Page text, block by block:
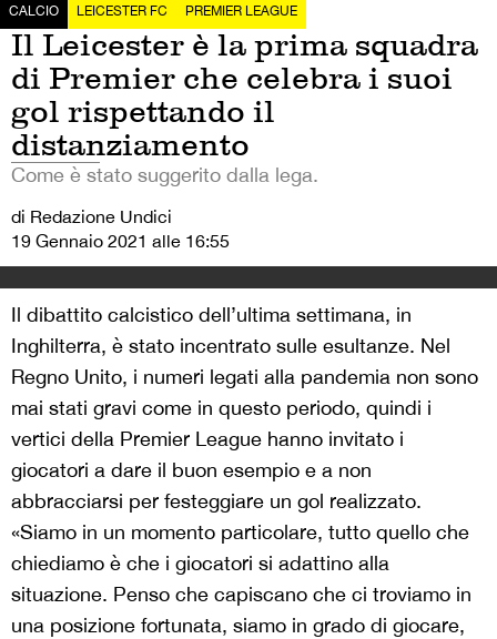
CALCIO LEICESTER FC PREMIER LEAGUE
Il Leicester è la prima squadra
di Premier che celebra i suoi
gol rispettando il
distanziamento
Come è stato suggerito dalla lega.
di Redazione Undici
19 Gennaio 2021 alle 16:55
Il dibattito calcistico dell’ultima settimana, in
Inghilterra, è stato incentrato sulle esultanze. Nel
Regno Unito, i numeri legati alla pandemia non sono
mai stati gravi come in questo periodo, quindi i
vertici della Premier League hanno invitato i
giocatori a dare il buon esempio e a non
abbracciarsi per festeggiare un gol realizzato.
«Siamo in un momento particolare, tutto quello che
chiediamo è che i giocatori si adattino alla
situazione. Penso che capiscano che ci troviamo in
una posizione fortunata, siamo in grado di giocare,